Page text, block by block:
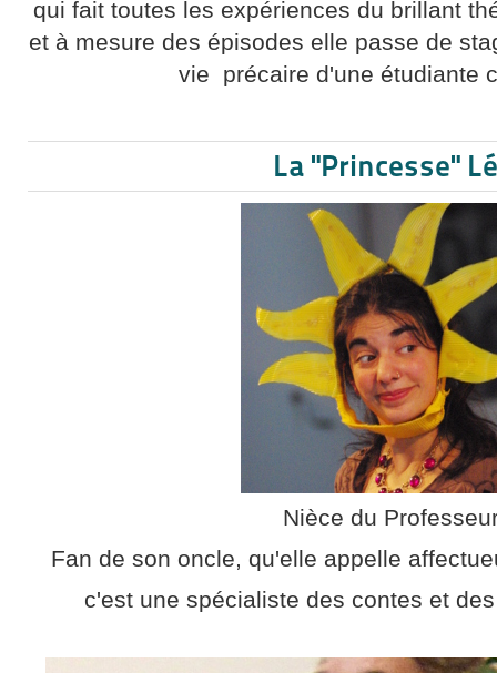
qui fait toutes les expériences du brillant
et à mesure des épisodes elle passe de
vie précaire d'une étudiante
La "Princesse"
Nièce du
Fan de son oncle, qu'elle appelle
c'est une spécialiste des contes et